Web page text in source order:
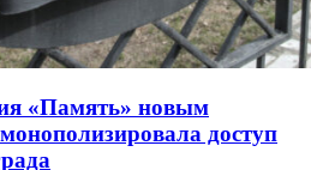
«Память» новым
доступ